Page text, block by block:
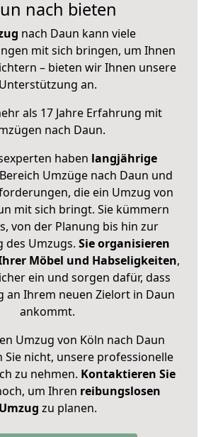
nach bieten
nach Daun kann viele
mit sich bringen, um Ihnen
– bieten wir Ihnen unsere
Unterstützung an.
als 17 Jahre Erfahrung mit
nach Daun.
haben langjährige
Umzüge nach Daun und
die ein Umzug von
mit sich bringt. Sie kümmern
von der Planung bis hin zur
Umzugs. Sie organisieren
Möbel und Habseligkeiten,
ein und sorgen dafür, dass
an Ihrem neuen Zielort in Daun
ankommt.
Umzug von Köln nach Daun
Sie nicht, unsere professionelle
zu nehmen. Kontaktieren Sie
um Ihren reibungslosen
Umzug zu planen.